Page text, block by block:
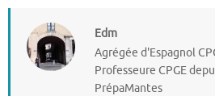
Edm
Agrégée d'Espagnol
Professeure CPGE
PrépaMantes